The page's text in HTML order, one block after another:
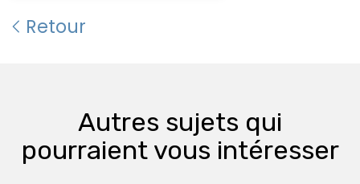
Retour
Autres sujets qui
pourraient vous intéresser